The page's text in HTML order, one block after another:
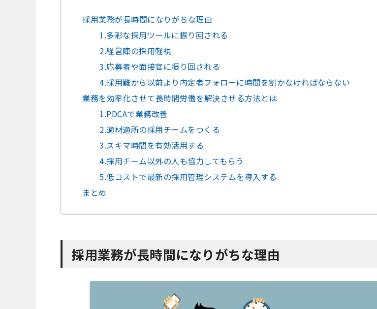
採用業務が長時間になりがちな理由
1.多彩な採用ツールに振り回される
2.経営陣の採用軽視
3.応募者や面接官に振り回される
4.採用難から以前より内定者フォローに時間を割かなければならない
業務を効率化させて長時間労働を解決させる方法とは
1.PDCAで業務改善
2.適材適所の採用チームをつくる
3.スキマ時間を有効活用する
4.採用チーム以外の人も協力してもらう
5.低コストで最新の採用管理システムを導入する
まとめ
採用業務が長時間になりがちな理由